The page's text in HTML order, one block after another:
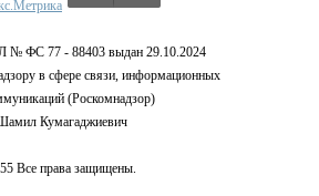
№ ФС 77 - 88403 выдан 29.10.2024
в сфере связи, информационных
(Роскомнадзор)
Кумагаджиевич
Все права защищены.